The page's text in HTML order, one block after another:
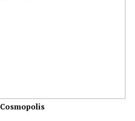
Cosmopolis